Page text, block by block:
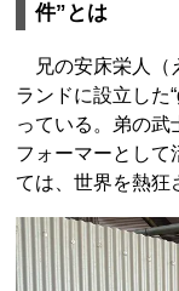
件”とは
兄の安床栄人（
ランドに設立した
っている。弟の武
フォーマーとして
ては、世界を熱狂